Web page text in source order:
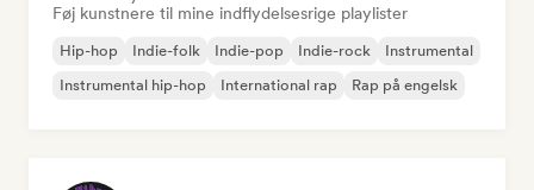
Føj kunstnere til mine indflydelsesrige playlister
Hip-hop Indie-folk Indie-pop Indie-rock
Instrumental
Instrumental hip-hop
International rap Rap på engelsk